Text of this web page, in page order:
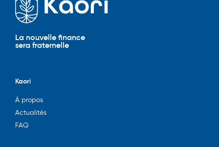
La nouvelle finance
sera fraternelle
Kaori
À propos
Actualités
FAQ